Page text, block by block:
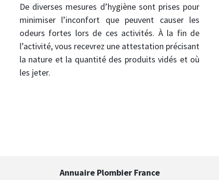
De diverses mesures d’hygiène sont prises pour
minimiser l’inconfort que peuvent causer les
odeurs fortes lors de ces activités. À la fin de
l’activité, vous recevrez une attestation précisant
la nature et la quantité des produits vidés et où
les jeter.
Annuaire Plombier France